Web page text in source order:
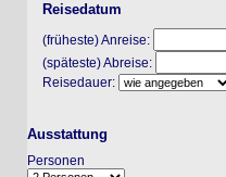
Reisedatum
(früheste) Anreise:
(späteste) Abreise:
Reisedauer:
Ausstattung
Personen